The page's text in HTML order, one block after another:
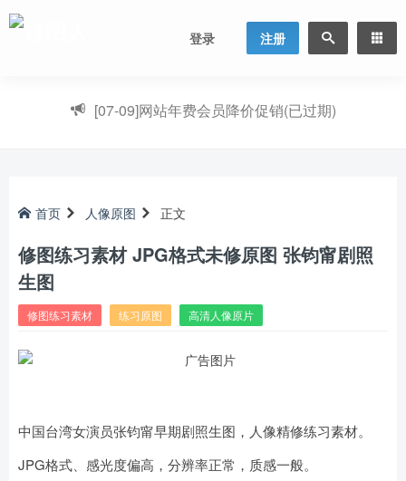
登录 注册
[07-09]网站年费会员降价促销(已过期)
首页 人像原图 正文
修图练习素材 JPG格式未修原图 张钧甯剧照
生图
修图练习素材 练习原图 高清人像原片
中国台湾女演员张钧甯早期剧照生图，人像精修练习素材。
JPG格式、感光度偏高，分辨率正常，质感一般。